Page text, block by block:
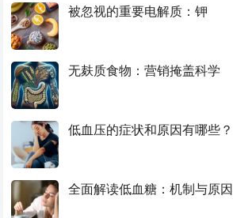
被忽视的重要电解质：钾
无麸质食物：营销掩盖科学
低血压的症状和原因有哪些？
全面解读低血糖：机制与原因